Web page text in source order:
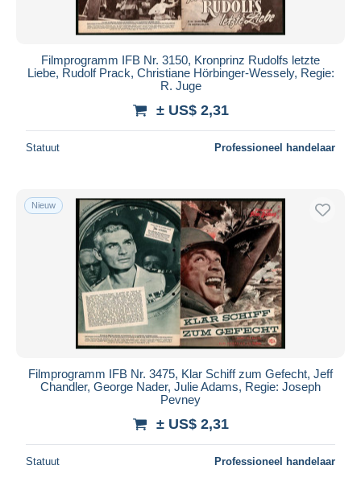
Filmprogramm IFB Nr. 3150, Kronprinz Rudolfs letzte
Liebe, Rudolf Prack, Christiane Hörbinger-Wessely, Regie:
R. Juge
± US$ 2,31
Statuut Professioneel handelaar
Nieuw
Filmprogramm IFB Nr. 3475, Klar Schiff zum Gefecht, Jeff
Chandler, George Nader, Julie Adams, Regie: Joseph
Pevney
± US$ 2,31
Statuut Professioneel handelaar